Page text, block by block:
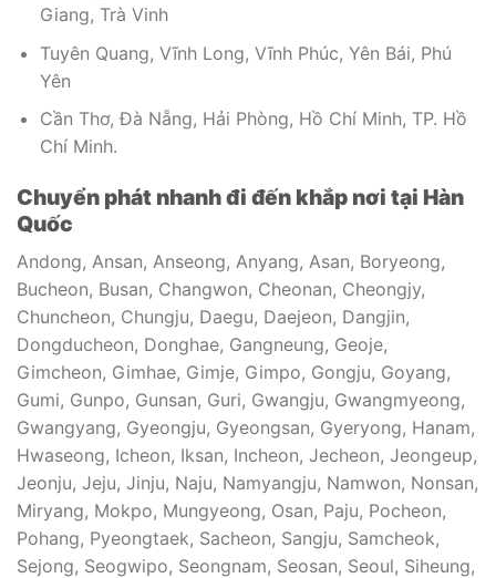
Giang, Trà Vinh
Tuyên Quang, Vĩnh Long, Vĩnh Phúc, Yên Bái, Phú
Yên
Cần Thơ, Đà Nẵng, Hải Phòng, Hồ Chí Minh, TP. Hồ
Chí Minh.
Chuyển phát nhanh đi đến khắp nơi tại Hàn
Quốc
Andong, Ansan, Anseong, Anyang, Asan, Boryeong,
Bucheon, Busan, Changwon, Cheonan, Cheongjy,
Chuncheon, Chungju, Daegu, Daejeon, Dangjin,
Dongducheon, Donghae, Gangneung, Geoje,
Gimcheon, Gimhae, Gimje, Gimpo, Gongju, Goyang,
Gumi, Gunpo, Gunsan, Guri, Gwangju, Gwangmyeong,
Gwangyang, Gyeongju, Gyeongsan, Gyeryong, Hanam,
Hwaseong, Icheon, Iksan, Incheon, Jecheon, Jeongeup,
Jeonju, Jeju, Jinju, Naju, Namyangju, Namwon, Nonsan,
Miryang, Mokpo, Mungyeong, Osan, Paju, Pocheon,
Pohang, Pyeongtaek, Sacheon, Sangju, Samcheok,
Sejong, Seogwipo, Seongnam, Seosan, Seoul, Siheung,